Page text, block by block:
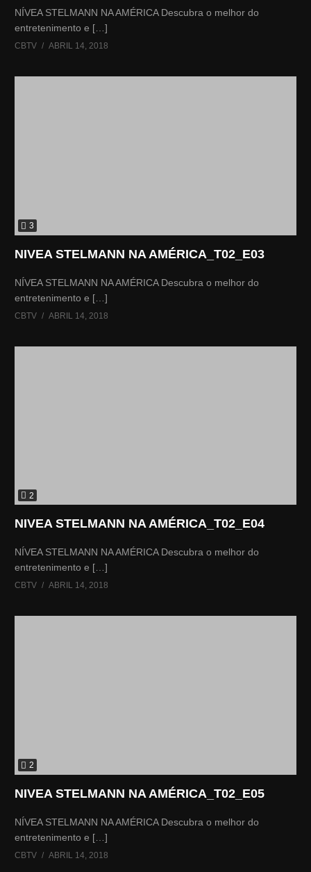
NÍVEA STELMANN NA AMÉRICA Descubra o melhor do
entretenimento e […]
CBTV ABRIL 14, 2018
3
NIVEA STELMANN NA AMÉRICA_T02_E03
NÍVEA STELMANN NA AMÉRICA Descubra o melhor do
entretenimento e […]
CBTV ABRIL 14, 2018
2
NIVEA STELMANN NA AMÉRICA_T02_E04
NÍVEA STELMANN NA AMÉRICA Descubra o melhor do
entretenimento e […]
CBTV ABRIL 14, 2018
2
NIVEA STELMANN NA AMÉRICA_T02_E05
NÍVEA STELMANN NA AMÉRICA Descubra o melhor do
entretenimento e […]
CBTV ABRIL 14, 2018